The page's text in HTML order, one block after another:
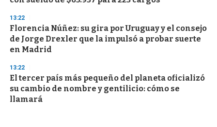
13:22
Florencia Núñez: su gira por Uruguay y el consejo
de Jorge Drexler que la impulsó a probar suerte
en Madrid
13:22
El tercer país más pequeño del planeta oficializó
su cambio de nombre y gentilicio: cómo se
llamará